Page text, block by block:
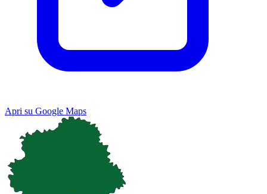
Apri su Google Maps
Map Satellite
Keyboard shortcuts